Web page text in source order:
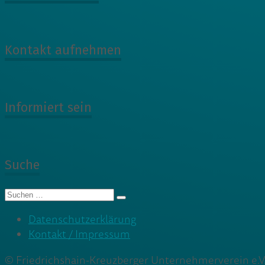
Kontakt aufnehmen
Informiert sein
Suche
Suche
Datenschutzerklärung
Kontakt / Impressum
© Friedrichshain-Kreuzberger Unternehmerverein